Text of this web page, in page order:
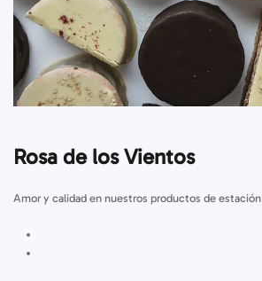
Rosa de los Vientos
Amor y calidad en nuestros productos de estación